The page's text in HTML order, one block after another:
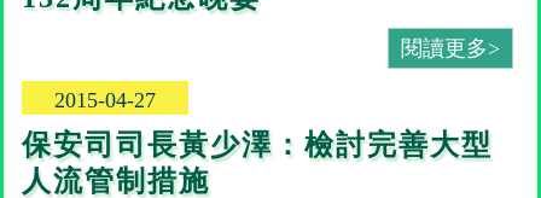
閱讀更多>
2015-04-27
保安司司長黃少澤：檢討完善大型
人流管制措施